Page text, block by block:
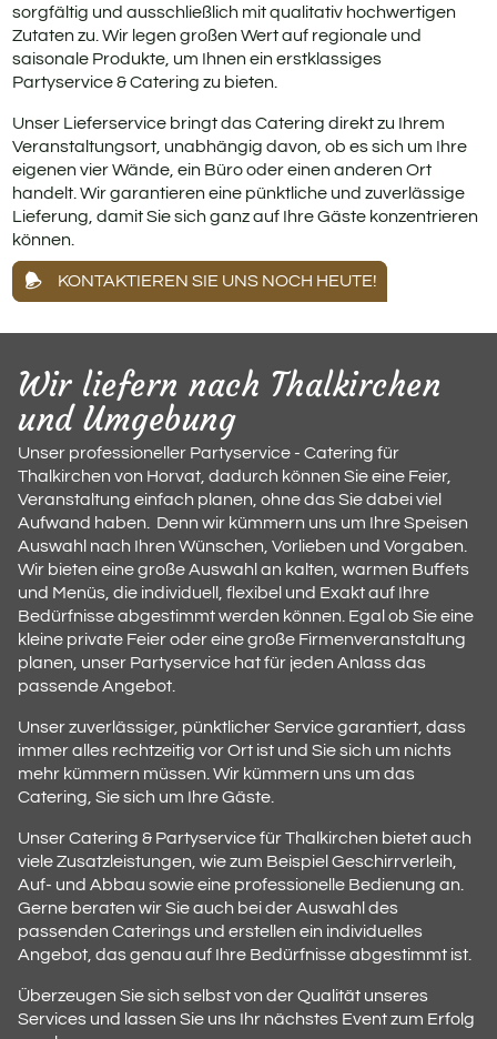
sorgfältig und ausschließlich mit qualitativ hochwertigen
Zutaten zu. Wir legen großen Wert auf regionale und
saisonale Produkte, um Ihnen ein erstklassiges
Partyservice & Catering zu bieten.
Unser Lieferservice bringt das Catering direkt zu Ihrem
Veranstaltungsort, unabhängig davon, ob es sich um Ihre
eigenen vier Wände, ein Büro oder einen anderen Ort
handelt. Wir garantieren eine pünktliche und zuverlässige
Lieferung, damit Sie sich ganz auf Ihre Gäste konzentrieren
können.
KONTAKTIEREN SIE UNS NOCH HEUTE!
Wir liefern nach Thalkirchen
und Umgebung
Unser professioneller Partyservice - Catering für
Thalkirchen von Horvat, dadurch können Sie eine Feier,
Veranstaltung einfach planen, ohne das Sie dabei viel
Aufwand haben. Denn wir kümmern uns um Ihre Speisen
Auswahl nach Ihren Wünschen, Vorlieben und Vorgaben.
Wir bieten eine große Auswahl an kalten, warmen Buffets
und Menüs, die individuell, flexibel und Exakt auf Ihre
Bedürfnisse abgestimmt werden können. Egal ob Sie eine
kleine private Feier oder eine große Firmenveranstaltung
planen, unser Partyservice hat für jeden Anlass das
passende Angebot.
Unser zuverlässiger, pünktlicher Service garantiert, dass
immer alles rechtzeitig vor Ort ist und Sie sich um nichts
mehr kümmern müssen. Wir kümmern uns um das
Catering, Sie sich um Ihre Gäste.
Unser Catering & Partyservice für Thalkirchen bietet auch
viele Zusatzleistungen, wie zum Beispiel Geschirrverleih,
Auf- und Abbau sowie eine professionelle Bedienung an.
Gerne beraten wir Sie auch bei der Auswahl des
passenden Caterings und erstellen ein individuelles
Angebot, das genau auf Ihre Bedürfnisse abgestimmt ist.
Überzeugen Sie sich selbst von der Qualität unseres
Services und lassen Sie uns Ihr nächstes Event zum Erfolg